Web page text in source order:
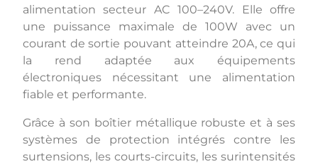
alimentation secteur AC 100–240V. Elle offre
une puissance maximale de 100W avec un
courant de sortie pouvant atteindre 20A, ce qui
la rend adaptée aux équipements
électroniques nécessitant une alimentation
fiable et performante.
Grâce à son boîtier métallique robuste et à ses
systèmes de protection intégrés contre les
surtensions, les courts-circuits, les surintensités